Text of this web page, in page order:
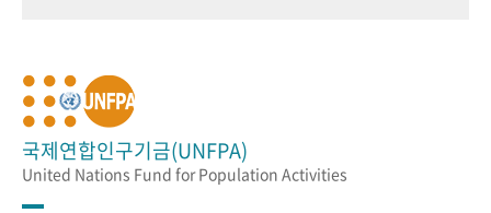
국제연합인구기금(UNFPA)
United Nations Fund for Population Activities